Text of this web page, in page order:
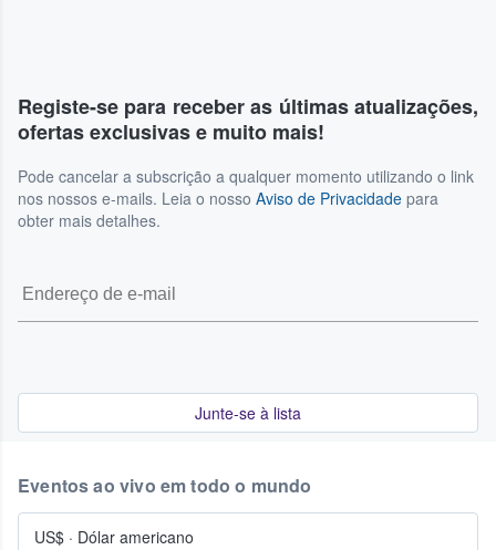
Registe-se para receber as últimas atualizações,
ofertas exclusivas e muito mais!
Pode cancelar a subscrição a qualquer momento utilizando o link
nos nossos e-mails. Leia o nosso Aviso de Privacidade para
obter mais detalhes.
Junte-se à lista
Eventos ao vivo em todo o mundo
US$ · Dólar americano